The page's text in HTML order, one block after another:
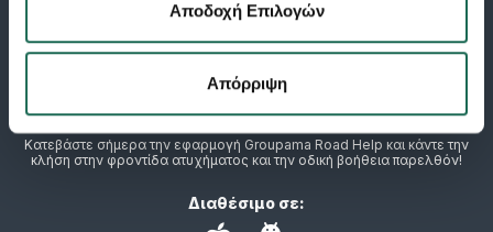
Αποδοχή Επιλογών
Απόρριψη
Κατεβάστε σήμερα την εφαρμογή Groupama Road Help και κάντε την
κλήση στην φροντίδα ατυχήματος και την οδική βοήθεια παρελθόν!
Διαθέσιμο σε: